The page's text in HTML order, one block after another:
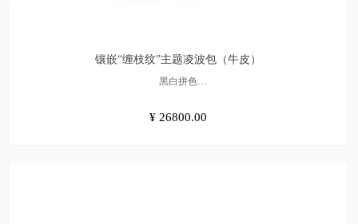
镶嵌“缠枝纹”主题凌波包（牛皮）
黑白拼色
¥26800.00
¥ 26800.00